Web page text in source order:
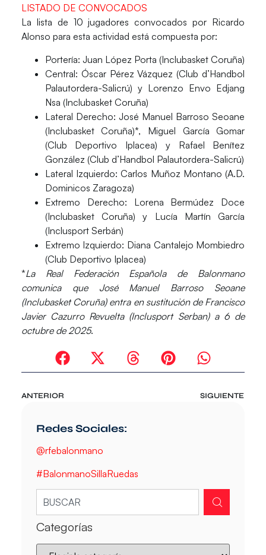
LISTADO DE CONVOCADOS
La lista de 10 jugadores convocados por Ricardo
Alonso para esta actividad está compuesta por:
Portería: Juan López Porta (Inclubasket Coruña)
Central: Óscar Pérez Vázquez (Club d’Handbol
Palautordera-Salicrú) y Lorenzo Envo Edjang
Nsa (Inclubasket Coruña)
Lateral Derecho: José Manuel Barroso Seoane
(Inclubasket Coruña)*, Miguel García Gomar
(Club Deportivo Iplacea) y Rafael Benítez
González (Club d’Handbol Palautordera-Salicrú)
Lateral Izquierdo:Carlos Muñoz Montano (A.D.
Dominicos Zaragoza)
Extremo Derecho: Lorena Bermúdez Doce
(Inclubasket Coruña) y Lucía Martín García
(Inclusport Serbán)
Extremo Izquierdo: Diana Cantalejo Mombiedro
(Club Deportivo Iplacea)
*La Real Federación Española de Balonmano
comunica que José Manuel Barroso Seoane
(Inclubasket Coruña) entra en sustitución de Francisco
Javier Cazurro Revuelta (Inclusport Serban) a 6 de
octubre de 2025.
ANTERIOR SIGUIENTE
Redes Sociales:
@rfebalonmano
#BalonmanoSillaRuedas
Categorías